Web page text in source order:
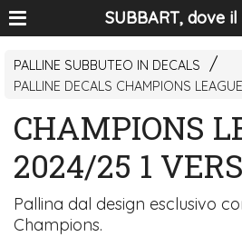
PALLINE SUBBUTEO IN DECALS
PALLINE DECALS CHAMPIONS LEAGUE
CHAMPIONS
2024/25 1
Pallina dal design esclusivo
Champions.